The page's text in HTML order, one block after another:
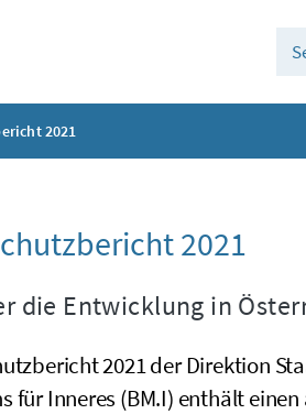
2021
2021
die Entwicklung in
2021 der Direktion
für Inneres (BM.I) enthält